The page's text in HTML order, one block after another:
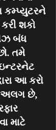
કમ્પ્યુટરને
શકો
બંધ
તમે
આ કરો
અલગ છે,
માટે